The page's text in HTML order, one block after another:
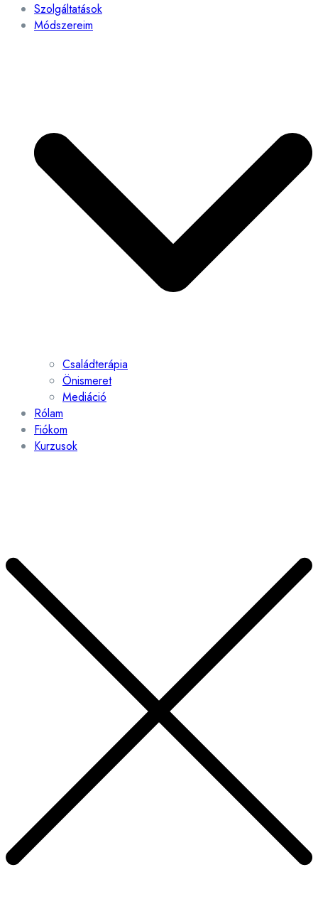
Szolgáltatások
Módszereim
Családterápia
Önismeret
Mediáció
Rólam
Fiókom
Kurzusok